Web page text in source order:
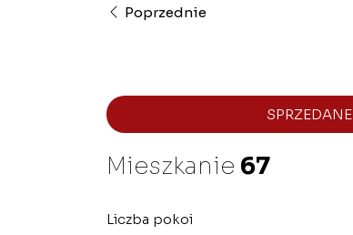
Poprzednie
SPRZEDANE
Mieszkanie 67
Liczba pokoi